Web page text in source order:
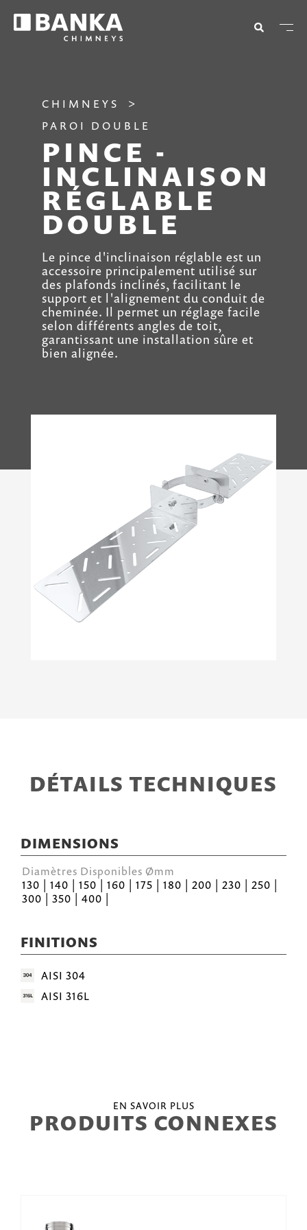
CHIMNEYS
PAROI DOUBLE
PINCE -
INCLINAISON
RÉGLABLE
DOUBLE
Le pince d'inclinaison réglable est un
accessoire principalement utilisé sur
des plafonds inclinés, facilitant le
support et l'alignement du conduit de
cheminée. Il permet un réglage facile
selon différents angles de toit,
garantissant une installation sûre et
bien alignée.
DÉTAILS TECHNIQUES
DIMENSIONS
Diamètres Disponibles Ømm
130 | 140 | 150 | 160 | 175 | 180 | 200 | 230 | 250 |
300 | 350 | 400 |
FINITIONS
AISI 304
AISI 316L
EN SAVOIR PLUS
PRODUITS CONNEXES